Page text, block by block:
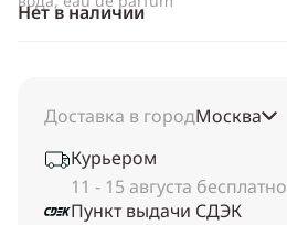
Нет в наличии
Доставка в городМосква
Курьером
11 - 15 августа бесплатно
Пункт выдачи СДЭК